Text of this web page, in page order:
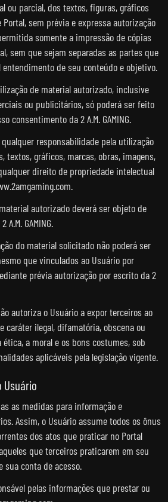
ou parcial, dos textos, figuras, gráficos
sem prévia e expressa autorização
permitida somente a impressão de cópias
sem que sejam separadas as partes que
de seu conteúdo e objetivo.
de material autorizado, inclusive
ou publicitários, só poderá ser feito
consentimento da 2 A.M. GAMING.
responsabilidade pela utilização
textos, gráficos, marcas, obras, imagens,
direito de propriedade intelectual
autorizado deverá ser objeto de
GAMING.
do material solicitado não poderá ser
que vinculados ao Usuário por
prévia autorização por escrito da 2
autoriza o Usuário a expor terceiros ao
caráter ilegal, difamatória, obscena ou
a moral e os bons costumes, sob
aplicáveis pela legislação vigente.
Usuário
as medidas para informação e
Assim, o Usuário assume todos os ônus
dos atos que praticar no Portal
que terceiros praticarem em seu
sua conta de acesso.
pelas informações que prestar ou